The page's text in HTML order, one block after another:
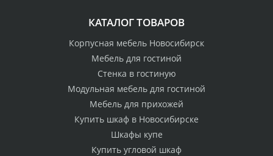
КАТАЛОГ ТОВАРОВ
Корпусная мебель Новосибирск
Мебель для гостиной
Стенка в гостиную
Модульная мебель для гостиной
Мебель для прихожей
Купить шкаф в Новосибирске
Шкафы купе
Купить угловой шкаф